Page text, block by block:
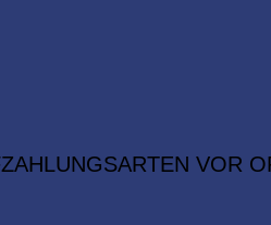
ZAHLUNGSARTEN VOR